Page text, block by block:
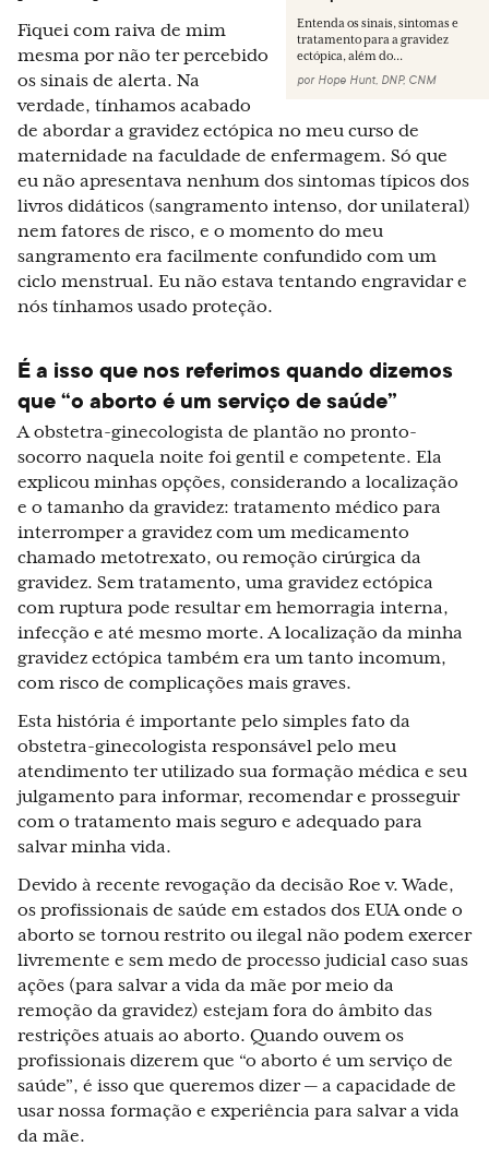
Entenda os sinais, sintomas e
tratamento para a gravidez
ectópica, além do...
por Hope Hunt, DNP, CNM
Fiquei com raiva de mim
mesma por não ter percebido
os sinais de alerta. Na
verdade, tínhamos acabado
de abordar a gravidez ectópica no meu curso de
maternidade na faculdade de enfermagem. Só que
eu não apresentava nenhum dos sintomas típicos dos
livros didáticos (sangramento intenso, dor unilateral)
nem fatores de risco, e o momento do meu
sangramento era facilmente confundido com um
ciclo menstrual. Eu não estava tentando engravidar e
nós tínhamos usado proteção.
É a isso que nos referimos quando dizemos
que “o aborto é um serviço de saúde”
A obstetra-ginecologista de plantão no pronto-
socorro naquela noite foi gentil e competente. Ela
explicou minhas opções, considerando a localização
e o tamanho da gravidez: tratamento médico para
interromper a gravidez com um medicamento
chamado metotrexato, ou remoção cirúrgica da
gravidez. Sem tratamento, uma gravidez ectópica
com ruptura pode resultar em hemorragia interna,
infecção e até mesmo morte. A localização da minha
gravidez ectópica também era um tanto incomum,
com risco de complicações mais graves.
Esta história é importante pelo simples fato da
obstetra-ginecologista responsável pelo meu
atendimento ter utilizado sua formação médica e seu
julgamento para informar, recomendar e prosseguir
com o tratamento mais seguro e adequado para
salvar minha vida.
Devido à recente revogação da decisão Roe v. Wade,
os profissionais de saúde em estados dos EUA onde o
aborto se tornou restrito ou ilegal não podem exercer
livremente e sem medo de processo judicial caso suas
ações (para salvar a vida da mãe por meio da
remoção da gravidez) estejam fora do âmbito das
restrições atuais ao aborto. Quando ouvem os
profissionais dizerem que “o aborto é um serviço de
saúde”, é isso que queremos dizer — a capacidade de
usar nossa formação e experiência para salvar a vida
da mãe.